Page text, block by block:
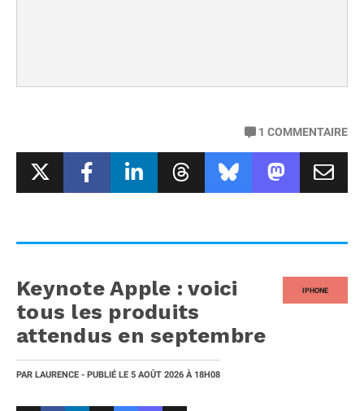
1 COMMENTAIRE
IPHONE
Keynote Apple : voici
tous les produits
attendus en septembre
PAR LAURENCE - PUBLIÉ LE 5 AOÛT 2026 À 18H08